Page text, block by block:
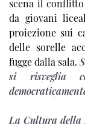
scena il
da giovani
proiezione sui
delle sorelle
fugge dalla sala.
si risveglia
La Cultura della